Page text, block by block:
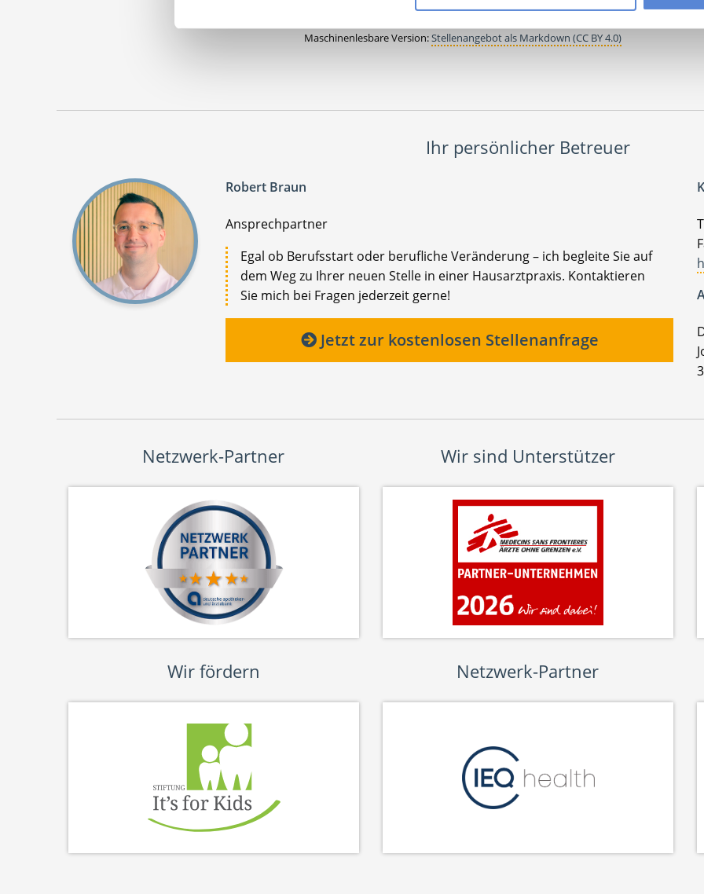
Maschinenlesbare Version:Stellenangebot als Markdown (CC BY 4.0)
Ihr persönlicher Betreuer
Robert Braun
Ansprechpartner
Egal ob Berufsstart oder berufliche Veränderung – ich begleite Sie auf
dem Weg zu Ihrer neuen Stelle in einer Hausarztpraxis. Kontaktieren
Sie mich bei Fragen jederzeit gerne!
Jetzt zur kostenlosen Stellenanfrage
Netzwerk-Partner Wir sind Unterstützer
Wir fördern Netzwerk-Partner